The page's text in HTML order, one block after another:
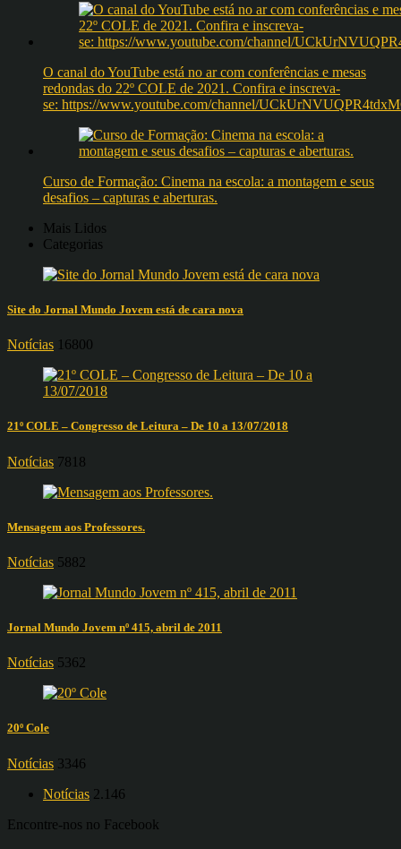
O canal do YouTube está no ar com conferências e mesas
redondas do 22º COLE de 2021. Confira e inscreva-
se: https://www.youtube.com/channel/
Curso de Formação: Cinema na escola: a montagem e seus
desafios – capturas e aberturas.
Mais Lidos
Categorias
Site do Jornal Mundo Jovem está de cara nova
Notícias 16800
21º COLE – Congresso de Leitura – De 10 a 13/07/2018
Notícias 7818
Mensagem aos Professores.
Notícias 5882
Jornal Mundo Jovem nº 415, abril de 2011
Notícias 5362
20º Cole
Notícias 3346
Notícias 2.146
Encontre-nos no Facebook